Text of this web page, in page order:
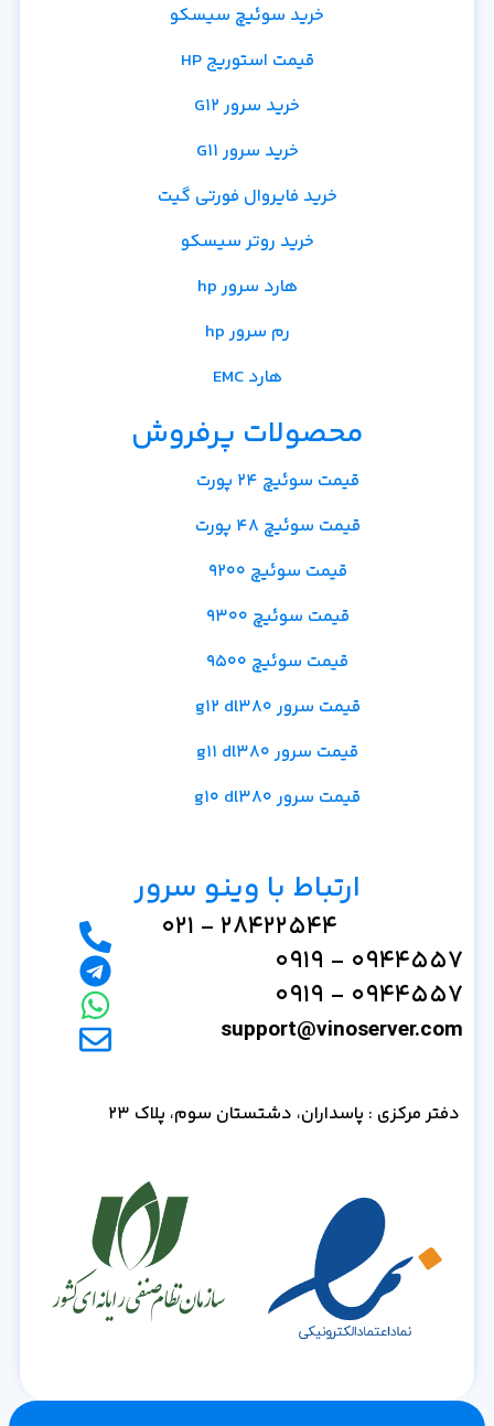
خرید سوئیچ سیسکو
قیمت استوریج HP
خرید سرور G12
خرید سرور G11
خرید فایروال فورتی گیت
خرید روتر سیسکو
هارد سرور hp
رم سرور hp
هارد EMC
محصولات پرفروش
قیمت سوئیچ 24 پورت
قیمت سوئیچ 48 پورت
قیمت سوئیچ 9200
قیمت سوئیچ 9300
قیمت سوئیچ 9500
قیمت سرور g12 dl380
قیمت سرور g11 dl380
قیمت سرور g10 dl380
ارتباط با وینو سرور
28422544 - 021
0944557 - 0919
0944557 - 0919
support@vinoserver.com
دفتر مرکزی : پاسداران، دشتستان سوم، پلاک 23